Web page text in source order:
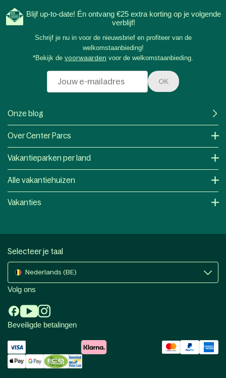
Blijf up-to-date! Én ontvang €25 extra korting op je volgende
verblijf!
Schrijf je nu in voor de nieuwsbrief en profiteer van de
welkomstaanbieding!
*Bekijk de voorwaarden voor de welkomstaanbieding.
OK
Onze blog
Over Center Parcs
Vakantieparken per land
Alle vakantiehuizen
Vakanties
Selecteer je taal
Nederlands (BE)
Volg ons
Beveiligde betalingen